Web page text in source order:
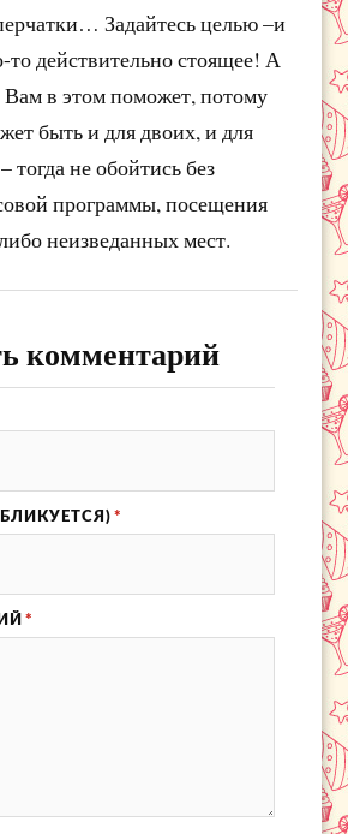
Задайтесь целью –и
то действительно стоящее! А
в этом поможет, потому
быть и для двоих, и для
тогда не обойтись без
программы, посещения
неизведанных мест.
комментарий
*
*